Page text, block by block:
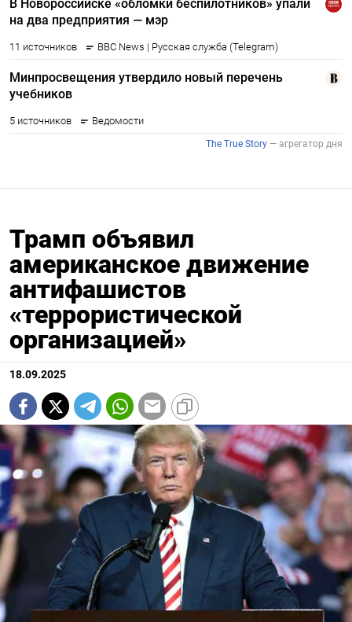
Трамп объявил
американское движение
антифашистов
«террористической
организацией»
18.09.2025